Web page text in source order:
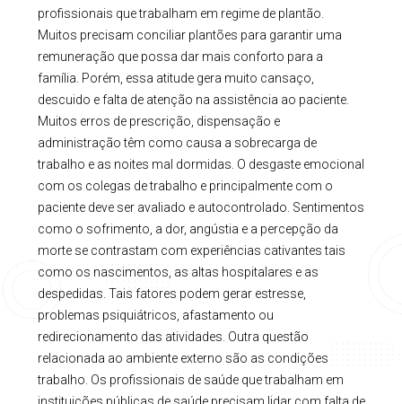
profissionais que trabalham em regime de plantão.
Muitos precisam conciliar plantões para garantir uma
remuneração que possa dar mais conforto para a
família. Porém, essa atitude gera muito cansaço,
descuido e falta de atenção na assistência ao paciente.
Muitos erros de prescrição, dispensação e
administração têm como causa a sobrecarga de
trabalho e as noites mal dormidas. O desgaste emocional
com os colegas de trabalho e principalmente com o
paciente deve ser avaliado e autocontrolado. Sentimentos
como o sofrimento, a dor, angústia e a percepção da
morte se contrastam com experiências cativantes tais
como os nascimentos, as altas hospitalares e as
despedidas. Tais fatores podem gerar estresse,
problemas psiquiátricos, afastamento ou
redirecionamento das atividades. Outra questão
relacionada ao ambiente externo são as condições
trabalho. Os profissionais de saúde que trabalham em